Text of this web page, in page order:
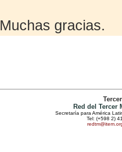
Muchas gracias.
Red del
Secretaría para América
Tel: (+598 2)